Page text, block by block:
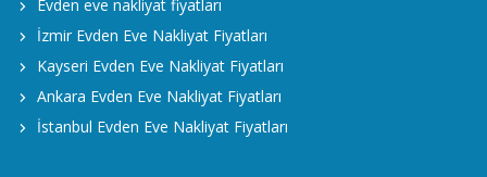
Evden eve nakliyat fiyatları
İzmir Evden Eve Nakliyat Fiyatları
Kayseri Evden Eve Nakliyat Fiyatları
Ankara Evden Eve Nakliyat Fiyatları
İstanbul Evden Eve Nakliyat Fiyatları